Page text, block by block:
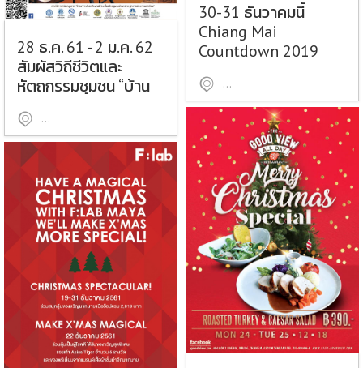
28 ธ.ค. 61 - 2 ม.ค. 62
สัมผัสวิถีชีวิตและ
หัตถกรรมชุมชน “บ้าน
สร้างสรรค์ ครั้งที่ 9”
หมู่บ้านถวาย อำเภอหางดง จังหวัดเชียงใหม่
30-31 ธันวาคมนี้
Chiang Mai
Countdown 2019
ลานอนุสาวรีย์สามกษัตริย์